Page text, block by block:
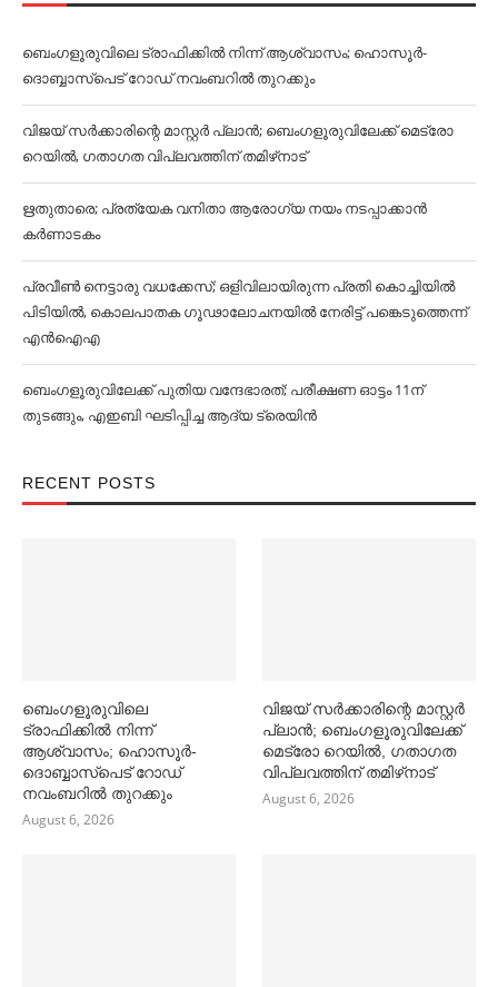
ബെംഗളൂരുവിലെ ട്രാഫിക്കില്‍ നിന്ന് ആശ്വാസം; ഹൊസൂര്‍-
ദൊബ്ബാസ്പെട് റോഡ് നവംബറില്‍ തുറക്കും
വിജയ് സര്‍ക്കാരിന്റെ മാസ്റ്റര്‍ പ്ലാന്‍; ബെംഗളൂരുവിലേക്ക് മെട്രോ
റെയില്‍, ഗതാഗത വിപ്ലവത്തിന് തമിഴ്‌നാട്
ഋതുതാരെ; പ്രത്യേക വനിതാ ആരോഗ്യ നയം നടപ്പാക്കാൻ
കര്‍ണാടകം
പ്രവീൺ നെട്ടാരു വധക്കേസ്; ഒളിവിലായിരുന്ന പ്രതി കൊച്ചിയിൽ
പിടിയിൽ, കൊലപാതക ഗൂഢാലോചനയിൽ നേരിട്ട് പങ്കെടുത്തെന്ന്
എൻഐഎ
ബെംഗളൂരുവിലേക്ക് പുതിയ വന്ദേഭാരത്; പരീക്ഷണ ഓട്ടം 11ന്
തുടങ്ങും, എഇബി ഘടിപ്പിച്ച ആദ്യ ട്രെയിന്‍
RECENT POSTS
ബെംഗളൂരുവിലെ
ട്രാഫിക്കില്‍ നിന്ന്
ആശ്വാസം; ഹൊസൂര്‍-
ദൊബ്ബാസ്പെട് റോഡ്
നവംബറില്‍ തുറക്കും
August 6, 2026
വിജയ് സര്‍ക്കാരിന്റെ മാസ്റ്റര്‍
പ്ലാന്‍; ബെംഗളൂരുവിലേക്ക്
മെട്രോ റെയില്‍, ഗതാഗത
വിപ്ലവത്തിന് തമിഴ്‌നാട്
August 6, 2026